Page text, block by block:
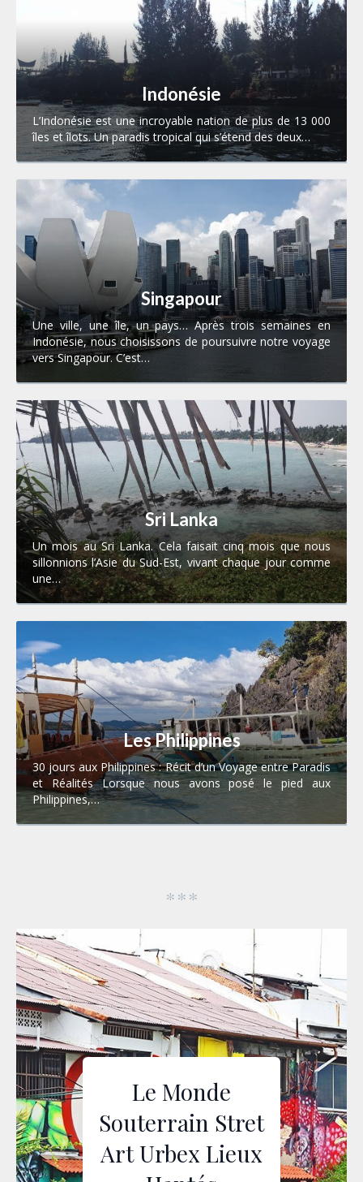
Indonésie
L’Indonésie est une incroyable nation de plus de 13 000
îles et îlots. Un paradis tropical qui s’étend des deux…
Singapour
Une ville, une île, un pays… Après trois semaines en
Indonésie, nous choisissons de poursuivre notre voyage
vers Singapour. C’est…
Sri Lanka
Un mois au Sri Lanka. Cela faisait cinq mois que nous
sillonnions l’Asie du Sud-Est, vivant chaque jour comme
une…
Les Philippines
30 jours aux Philippines : Récit d’un Voyage entre Paradis
et Réalités Lorsque nous avons posé le pied aux
Philippines,…
Le Monde
Souterrain Stret
Art Urbex Lieux